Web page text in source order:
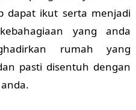
dapat ikut serta menjadi
yang anda
rumah yang
pasti disentuh dengan